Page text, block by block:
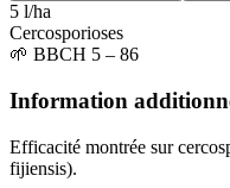
5 l/ha
Cercosporioses
🌱 BBCH 5 – 86
Information
Efficacité montrée sur
fijiensis).